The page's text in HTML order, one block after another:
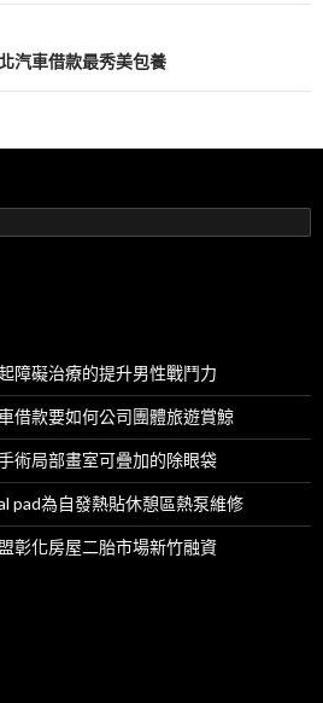
汽車借款最秀美包養
障礙治療的提升男性戰鬥力
借款要如何公司團體旅遊賞鯨
術局部畫室可疊加的除眼袋
pad為自發熱貼休憩區熱泵維修
彰化房屋二胎市場新竹融資